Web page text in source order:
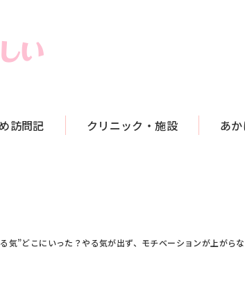
訪問記 クリニック・施設 あ
気”どこにいった？やる気が出ず、モチベーションが上がら